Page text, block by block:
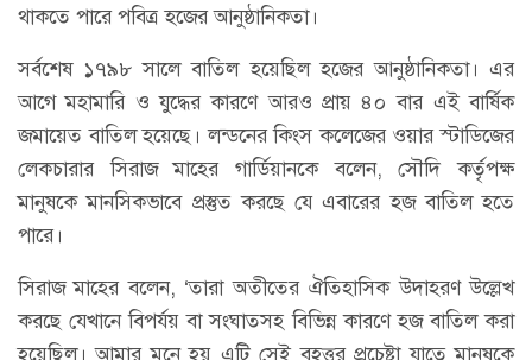
থাকতে পারে পবিত্র হজের আনুষ্ঠানিকতা।
সর্বশেষ ১৭৯৮ সালে বাতিল হয়েছিল হজের আনুষ্ঠানিকতা। এর
আগে মহামারি ও যুদ্ধের কারণে আরও প্রায় ৪০ বার এই বার্ষিক
জমায়েত বাতিল হয়েছে। লন্ডনের কিংস কলেজের ওয়ার স্টাডিজের
লেকচারার সিরাজ মাহের গার্ডিয়ানকে বলেন, সৌদি কর্তৃপক্ষ
মানুষকে মানসিকভাবে প্রস্তুত করছে যে এবারের হজ বাতিল হতে
পারে।
সিরাজ মাহের বলেন, ‘তারা অতীতের ঐতিহাসিক উদাহরণ উল্লেখ
করছে যেখানে বিপর্যয় বা সংঘাতসহ বিভিন্ন কারণে হজ বাতিল করা
হয়েছিল। আমার মনে হয় এটি সেই বৃহত্তর প্রচেষ্টা যাতে মানুষকে